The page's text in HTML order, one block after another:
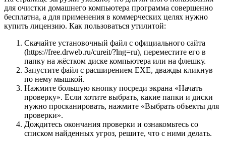
для очистки домашнего компьютера программа совершенно
бесплатна, а для применения в коммерческих целях нужно
купить лицензию. Как пользоваться утилитой:
Скачайте установочный файл с официального сайта
(https://free.drweb.ru/cureit/?lng=ru), переместите его в
папку на жёстком диске компьютера или на флешку.
Запустите файл с расширением EXE, дважды кликнув
по нему мышкой.
Нажмите большую кнопку посреди экрана «Начать
проверку». Если хотите выбрать, какие папки и диски
нужно просканировать, нажмите «Выбрать объекты для
проверки».
Дождитесь окончания проверки и ознакомьтесь со
списком найденных угроз, решите, что с ними делать.